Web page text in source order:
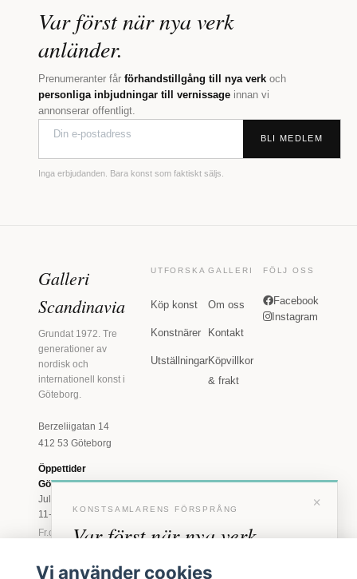
Var först när nya verk
anländer.
Prenumeranter får förhandstillgång till nya verk och
personliga inbjudningar till vernissage innan vi
annonserar offentligt.
BLI MEDLEM
Inga erbjudanden. Bara konst som faktiskt säljs.
Galleri
Scandinavia
Grundat 1972. Tre
generationer av
nordisk och
internationell konst i
Göteborg.
Berzeliigatan 14
412 53 Göteborg
Öppettider
Göteborg
Juli: Tis 11-18 · Lör
11-16
Fr.o.m. augusti: Tis-
UTFORSKA
Köp konst
Konstnärer
Utställningar
GALLERI
Om oss
Kontakt
Köpvillkor
& frakt
FÖLJ OSS
Facebook
Instagram
×
KONSTSAMLARENS FÖRSPRÅNG
Var först när nya verk
anländer
Vi använder cookies